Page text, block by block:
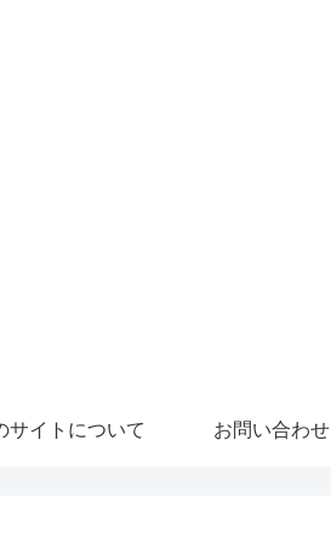
サイトについて お問い合わせ